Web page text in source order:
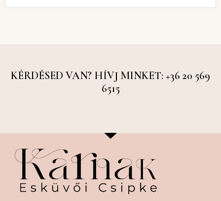
KÉRDÉSED VAN? HÍVJ MINKET: +36 20 569
6515